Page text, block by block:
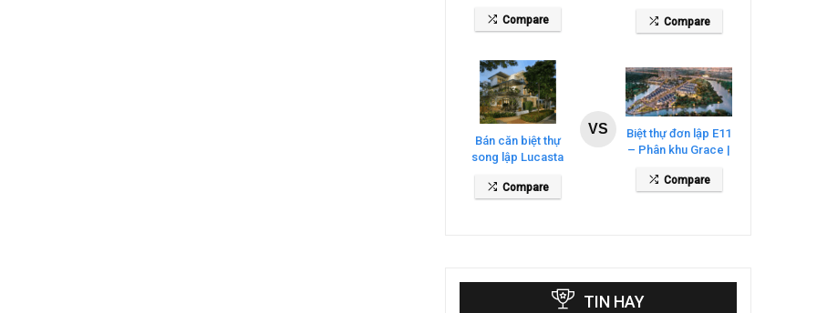
Compare
COSMO CENTRAL
– THE GLOBAL
Compare
Bán căn biệt thự
song lập Lucasta
Villa – DT 175m2
giá 26 tỷ
Compare
VS
Biệt thự đơn lập E11
– Phân khu Grace |
Waters
Compare
TIN HAY